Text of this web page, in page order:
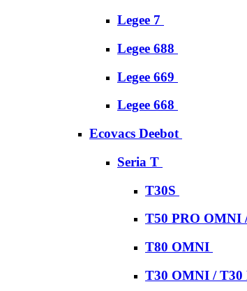
Legee 7
Legee 688
Legee 669
Legee 668
Ecovacs Deebot
Seria T
T30S
T50 PRO OMNI
T80 OMNI
T30 OMNI /